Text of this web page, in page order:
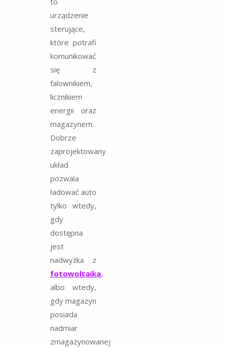
urządzenie
sterujące,
które potrafi
komunikować
się z
falownikiem,
licznikiem
energii oraz
magazynem.
Dobrze
zaprojektowany
układ
pozwala
ładować auto
tylko wtedy,
gdy
dostępna
jest
nadwyżka z
fotowoltaika,
albo wtedy,
gdy magazyn
posiada
nadmiar
zmagazynowanej